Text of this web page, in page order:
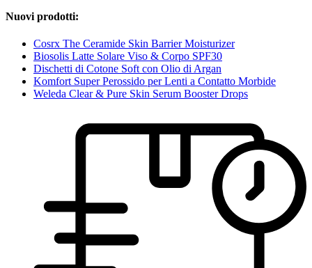
Nuovi prodotti:
Cosrx The Ceramide Skin Barrier Moisturizer
Biosolis Latte Solare Viso & Corpo SPF30
Dischetti di Cotone Soft con Olio di Argan
Komfort Super Perossido per Lenti a Contatto Morbide
Weleda Clear & Pure Skin Serum Booster Drops